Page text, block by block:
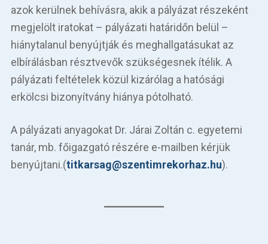
azok kerülnek behívásra, akik a pályázat részeként
megjelölt iratokat – pályázati határidőn belül –
hiánytalanul benyújtják és meghallgatásukat az
elbírálásban résztvevők szükségesnek ítélik. A
pályázati feltételek közül kizárólag a hatósági
erkölcsi bizonyítvány hiánya pótolható.
A pályázati anyagokat Dr. Járai Zoltán c. egyetemi
tanár, mb. főigazgató részére e-mailben kérjük
benyújtani.(titkarsag@szentimrekorhaz.hu).